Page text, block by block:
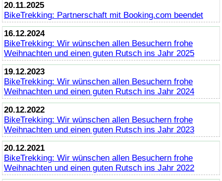
20.11.2025
BikeTrekking: Partnerschaft mit Booking.com beendet
16.12.2024
BikeTrekking: Wir wünschen allen Besuchern frohe
Weihnachten und einen guten Rutsch ins Jahr 2025
19.12.2023
BikeTrekking: Wir wünschen allen Besuchern frohe
Weihnachten und einen guten Rutsch ins Jahr 2024
20.12.2022
BikeTrekking: Wir wünschen allen Besuchern frohe
Weihnachten und einen guten Rutsch ins Jahr 2023
20.12.2021
BikeTrekking: Wir wünschen allen Besuchern frohe
Weihnachten und einen guten Rutsch ins Jahr 2022